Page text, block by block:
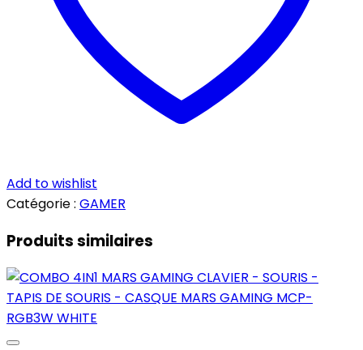
Add to wishlist
Catégorie : GAMER
Produits similaires